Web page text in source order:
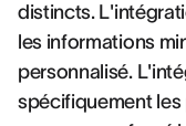
distincts.
les informations
personnalisé.
spécifiquement